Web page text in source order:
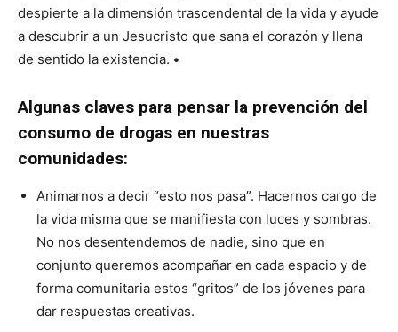
despierte a la dimensión trascendental de la vida y ayude
a descubrir a un Jesucristo que sana el corazón y llena
de sentido la existencia. •
Algunas claves para pensar la prevención del
consumo de drogas en nuestras
comunidades:
Animarnos a decir “esto nos pasa”. Hacernos cargo de
la vida misma que se manifiesta con luces y sombras.
No nos desentendemos de nadie, sino que en
conjunto queremos acompañar en cada espacio y de
forma comunitaria estos “gritos” de los jóvenes para
dar respuestas creativas.